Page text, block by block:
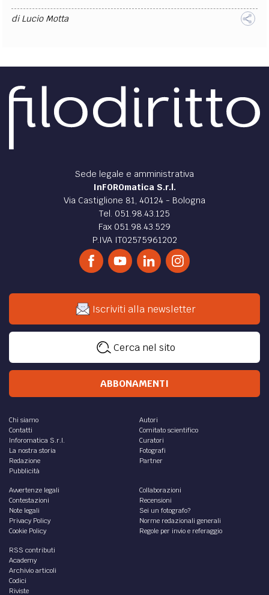
diLucio Motta
Sede legale e amministrativa
InFOROmatica S.r.l.
Via Castiglione 81, 40124 - Bologna
Tel. 051.98.43.125
Fax 051.98.43.529
P.IVA IT02575961202
Iscriviti alla newsletter
Cerca nel sito
ABBONAMENTI
Chi siamo
Contatti
Inforomatica S.r.l.
La nostra storia
Redazione
Pubblicità
Autori
Comitato scientifico
Curatori
Fotografi
Partner
Avvertenze legali
Contestazioni
Note legali
Privacy Policy
Cookie Policy
Collaborazioni
Recensioni
Sei un fotografo?
Norme redazionali generali
Regole per invio e referaggio
RSS contributi
Academy
Archivio articoli
Codici
Riviste